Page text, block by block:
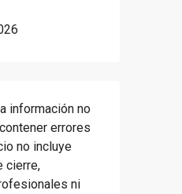
información no
errores
no incluye
cierre,
ni